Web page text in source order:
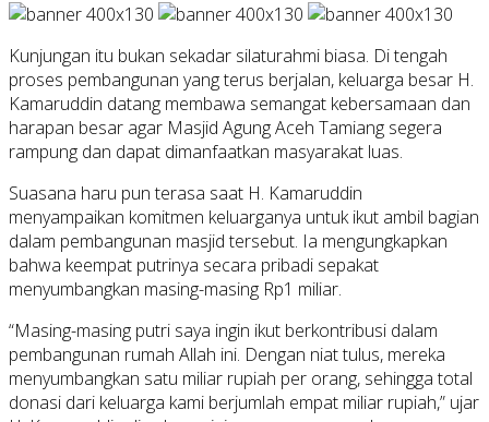
Kunjungan itu bukan sekadar silaturahmi biasa. Di tengah
proses pembangunan yang terus berjalan, keluarga besar H.
Kamaruddin datang membawa semangat kebersamaan dan
harapan besar agar Masjid Agung Aceh Tamiang segera
rampung dan dapat dimanfaatkan masyarakat luas.
Suasana haru pun terasa saat H. Kamaruddin
menyampaikan komitmen keluarganya untuk ikut ambil bagian
dalam pembangunan masjid tersebut. Ia mengungkapkan
bahwa keempat putrinya secara pribadi sepakat
menyumbangkan masing-masing Rp1 miliar.
“Masing-masing putri saya ingin ikut berkontribusi dalam
pembangunan rumah Allah ini. Dengan niat tulus, mereka
menyumbangkan satu miliar rupiah per orang, sehingga total
donasi dari keluarga kami berjumlah empat miliar rupiah,” ujar